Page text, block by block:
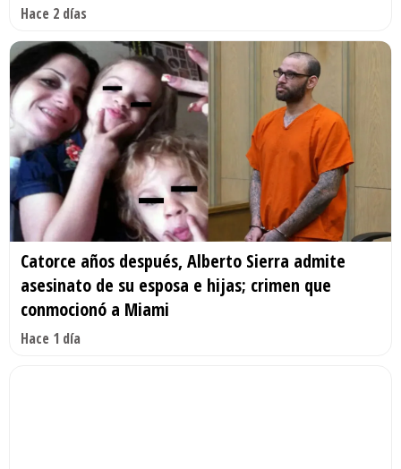
Hace 2 días
Catorce años después, Alberto Sierra admite
asesinato de su esposa e hijas; crimen que
conmocionó a Miami
Hace 1 día